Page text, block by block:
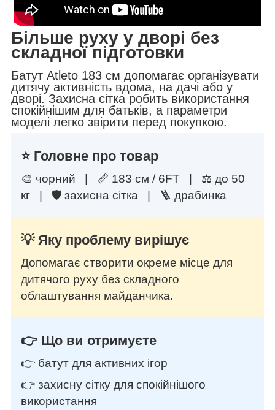
Більше руху у дворі без
складної підготовки
Батут Atleto 183 см допомагає організувати
дитячу активність вдома, на дачі або у
дворі. Захисна сітка робить використання
спокійнішим для батьків, а параметри
моделі легко звірити перед покупкою.
⭐ Головне про товар
🎨 чорний | 📏 183 см / 6FT | ⚖️ до 50
кг | 🛡 захисна сітка | 🪜 драбинка
💡 Яку проблему вирішує
Допомагає створити окреме місце для
дитячого руху без складного
облаштування майданчика.
👉 Що ви отримуєте
👉 батут для активних ігор
👉 захисну сітку для спокійнішого
використання